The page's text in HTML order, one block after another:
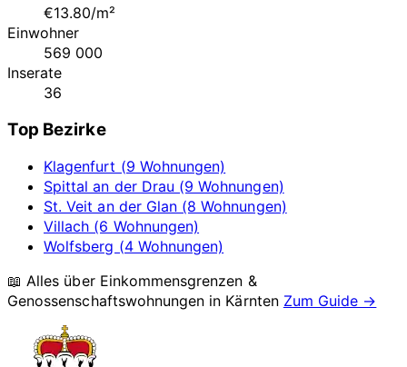
€13.80/m²
Einwohner
569 000
Inserate
36
Top Bezirke
Klagenfurt (9 Wohnungen)
Spittal an der Drau (9 Wohnungen)
St. Veit an der Glan (8 Wohnungen)
Villach (6 Wohnungen)
Wolfsberg (4 Wohnungen)
📖 Alles über Einkommensgrenzen &
Genossenschaftswohnungen in Kärnten Zum Guide →